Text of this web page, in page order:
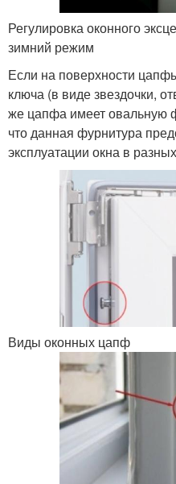
Регулировка оконного
зимний режим
Если на поверхности
ключа (в виде звездочки,
же цапфа имеет овальную
что данная фурнитура
эксплуатации окна в
Виды оконных цапф